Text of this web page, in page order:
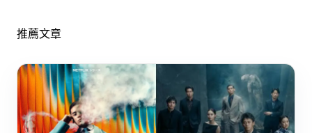
推薦文章